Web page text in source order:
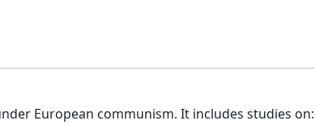
European communism. It includes studies on: